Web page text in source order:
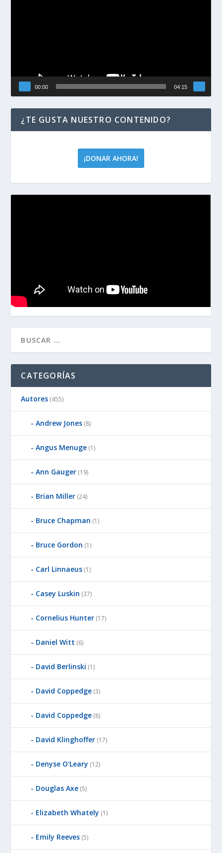
00:00 04:15
¿TE GUSTA NUESTRO CONTENIDO?
¡DONAR AHORA!
CATEGORÍAS
Autores (455)
Andrew Jones (8)
Angus Menuge (1)
Ann Gauger (19)
Brian Miller (24)
Bruce Chapman (1)
Bruce Gordon (1)
Carl Linnaeus (1)
Casey Luskin (37)
Cornelius Hunter (17)
Daniel Witt (6)
David Berlinski (1)
David Coppedge (3)
David Coppedge (8)
David Klinghoffer (17)
Denyse O'Leary (12)
Douglas Axe (5)
Elizabeth Whately (1)
Emily Reeves (5)